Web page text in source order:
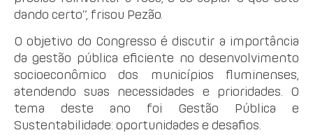
dando certo”, frisou Pezão.
O objetivo do Congresso é discutir a importância
da gestão pública eficiente no desenvolvimento
socioeconômico dos municípios fluminenses,
atendendo suas necessidades e prioridades. O
tema deste ano foi Gestão Pública e
Sustentabilidade: oportunidades e desafios.